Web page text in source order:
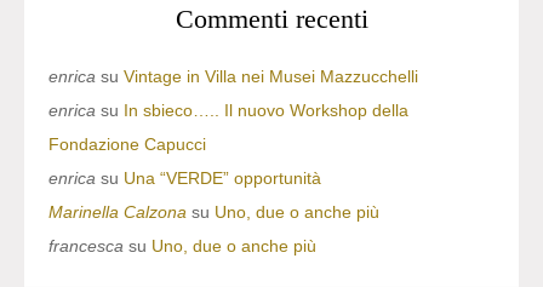
Commenti recenti
enrica su Vintage in Villa nei Musei Mazzucchelli
enrica su In sbieco….. Il nuovo Workshop della
Fondazione Capucci
enrica su Una “VERDE” opportunità
Marinella Calzona su Uno, due o anche più
francesca su Uno, due o anche più